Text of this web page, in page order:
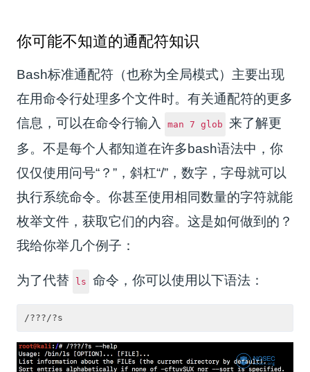
你可能不知道的通配符知识
Bash标准通配符（也称为全局模式）主要出现
在用命令行处理多个文件时。有关通配符的更多
信息，可以在命令行输入
man 7 glob
来了解更
多。不是每个人都知道在许多bash语法中，你
仅仅使用问号“？”，斜杠“/”，数字，字母就可以
执行系统命令。你甚至使用相同数量的字符就能
枚举文件，获取它们的内容。这是如何做到的？
我给你举几个例子：
为了代替 ls 命令，你可以使用以下语法：